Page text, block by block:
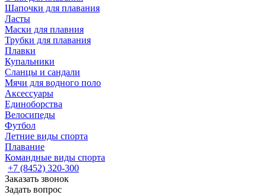
Шапочки для плавания
Ласты
Маски для плавния
Трубки для плавания
Плавки
Купальники
Сланцы и сандали
Мячи для водного поло
Аксессуары
Единоборства
Велосипеды
Футбол
Летние виды спорта
Плавание
Командные виды спорта
+7 (8452) 320-300
Заказать звонок
Задать вопрос